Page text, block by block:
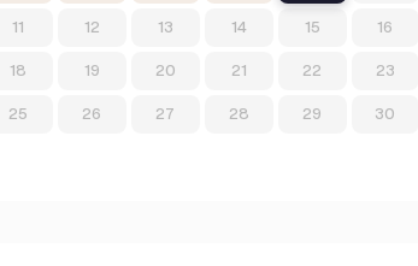
11 12 13 14 15 16
18 19 20 21 22 23
25 26 27 28 29 30